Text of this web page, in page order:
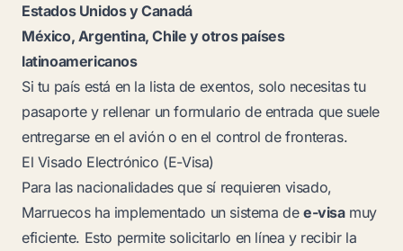
Estados Unidos y Canadá
México, Argentina, Chile y otros países
latinoamericanos
Si tu país está en la lista de exentos, solo necesitas tu
pasaporte y rellenar un formulario de entrada que suele
entregarse en el avión o en el control de fronteras.
El Visado Electrónico (E-Visa)
Para las nacionalidades que sí requieren visado,
Marruecos ha implementado un sistema dee-visamuy
eficiente. Esto permite solicitarlo en línea y recibir la